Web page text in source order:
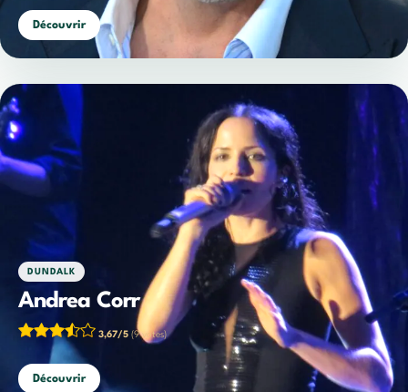
Découvrir
DUNDALK
Andrea Corr
3,67/5 (9 votes)
Découvrir